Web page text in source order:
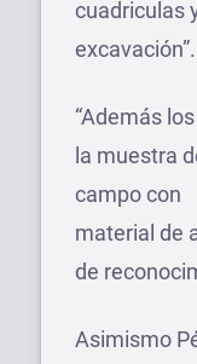
cuadriculas
excavación”.
“Además
la muestra
campo con
material de
de
Asimismo